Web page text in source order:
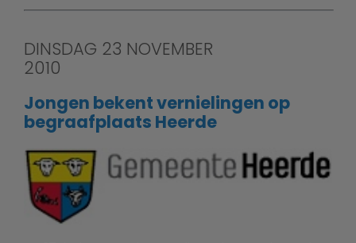
DINSDAG 23 NOVEMBER
2010
Jongen bekent vernielingen op
begraafplaats Heerde